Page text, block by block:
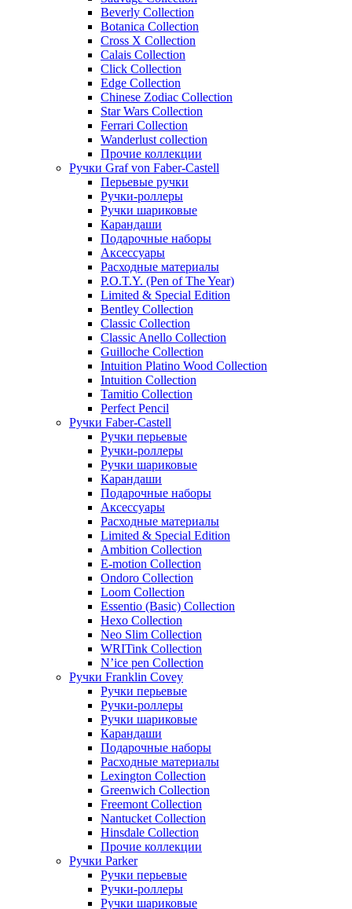
Beverly Collection
Botanica Collection
Cross X Collection
Calais Collection
Click Collection
Edge Collection
Chinese Zodiac Collection
Star Wars Collection
Ferrari Collection
Wanderlust collection
Прочие коллекции
Ручки Graf von Faber-Castell
Перьевые ручки
Ручки-роллеры
Ручки шариковые
Карандаши
Подарочные наборы
Аксессуары
Расходные материалы
P.O.T.Y. (Pen of The Year)
Limited & Special Edition
Bentley Collection
Classic Collection
Classic Anello Collection
Guilloche Collection
Intuition Platino Wood Collection
Intuition Collection
Tamitio Collection
Perfect Pencil
Ручки Faber-Castell
Ручки перьевые
Ручки-роллеры
Ручки шариковые
Карандаши
Подарочные наборы
Аксессуары
Расходные материалы
Limited & Special Edition
Ambition Collection
E-motion Collection
Ondoro Collection
Loom Collection
Essentio (Basic) Collection
Hexo Collection
Neo Slim Collection
WRITink Collection
N’ice pen Collection
Ручки Franklin Covey
Ручки перьевые
Ручки-роллеры
Ручки шариковые
Карандаши
Подарочные наборы
Расходные материалы
Lexington Collection
Greenwich Collection
Freemont Collection
Nantucket Collection
Hinsdale Collection
Прочие коллекции
Ручки Parker
Ручки перьевые
Ручки-роллеры
Ручки шариковые